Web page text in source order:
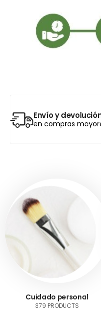
Envío y
en compras
Cuidado personal
379 PRODUCTS